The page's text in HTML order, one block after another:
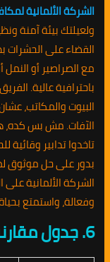
الشركة الألمانية
ولعيلتك بيئة آمنة
القضاء على
مع الصراصير أو
باحترافية عالية.
البيوت والمكاتب،
الآفات. مش بس كده،
تاخدوا تدابير
بدور على حل موثوق
وفعالة، واستمتع
6. جدول مقارنة بين خدماتنا